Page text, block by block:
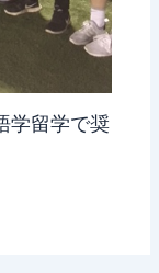
学留学で奨